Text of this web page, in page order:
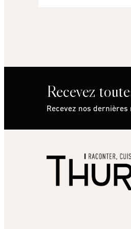
Recevez
Recevez nos